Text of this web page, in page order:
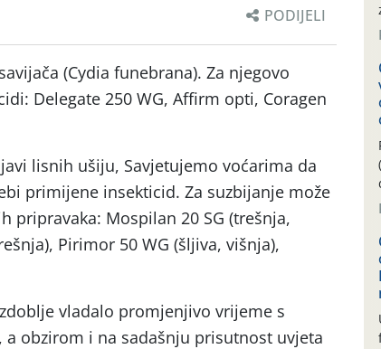
PODIJELI
(Cydia funebrana). Za njegovo
Delegate 250 WG, Affirm opti, Coragen
lisnih ušiju, Savjetujemo voćarima da
primijene insekticid. Za suzbijanje može
pripravaka: Mospilan 20 SG (trešnja,
Pirimor 50 WG (šljiva, višnja),
vladalo promjenjivo vrijeme s
obzirom i na sadašnju prisutnost uvjeta